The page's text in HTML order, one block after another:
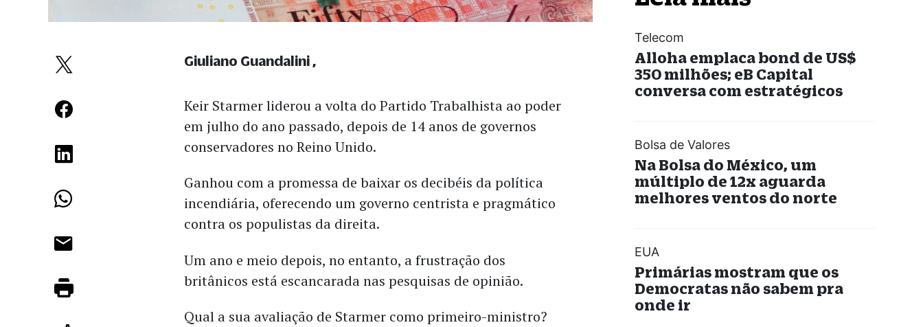
Keir Starmer liderou a volta do Partido Trabalhista ao poder
em julho do ano passado, depois de 14 anos de governos
conservadores no Reino Unido.
Ganhou com a promessa de baixar os decibéis da política
incendiária, oferecendo um governo centrista e pragmático
contra os populistas da direita.
Um ano e meio depois, no entanto, a frustração dos
britânicos está escancarada nas pesquisas de opinião.
Qual a sua avaliação de Starmer como primeiro-ministro?
Giuliano Guandalini
Telecom
Alloha emplaca bond de US$
350 milhões; eB Capital
conversa com estratégicos
Bolsa de Valores
Na Bolsa do México, um
múltiplo de 12x aguarda
melhores ventos do norte
EUA
Primárias mostram que os
Democratas não sabem pra
onde ir